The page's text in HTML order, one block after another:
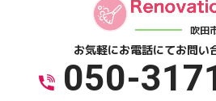
吹田
お気軽にお電話にてお問い
050-